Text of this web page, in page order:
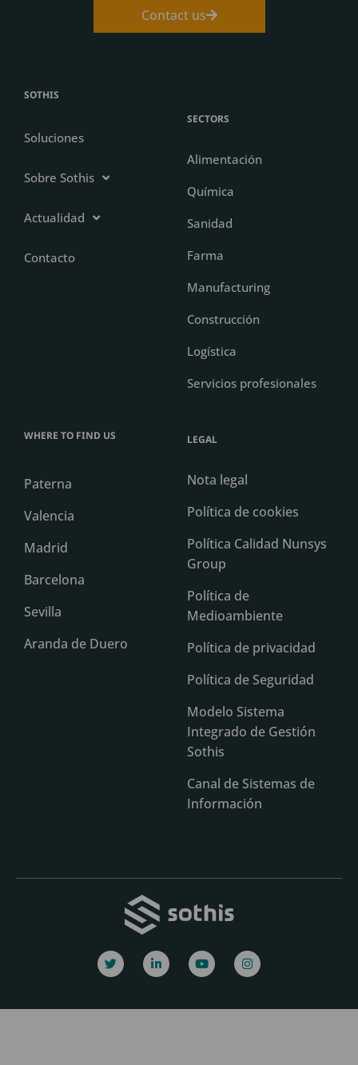
Contact us
SOTHIS
Soluciones
Sobre Sothis
Actualidad
Contacto
SECTORS
Alimentación
Química
Sanidad
Farma
Manufacturing
Construcción
Logística
Servicios profesionales
WHERE TO FIND US
Paterna
Valencia
Madrid
Barcelona
Sevilla
Aranda de Duero
LEGAL
Nota legal
Política de cookies
Política Calidad Nunsys
Group
Política de
Medioambiente
Política de privacidad
Política de Seguridad
Modelo Sistema
Integrado de Gestión
Sothis
Canal de Sistemas de
Información